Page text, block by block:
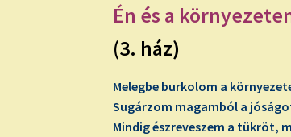
Én és a
(3. ház)
Melegbe burkolom a
Sugárzom magamból a
Mindig észreveszem a tükröt,